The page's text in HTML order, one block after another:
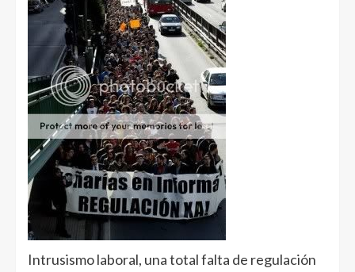
Intrusismo laboral, una total falta de regulación